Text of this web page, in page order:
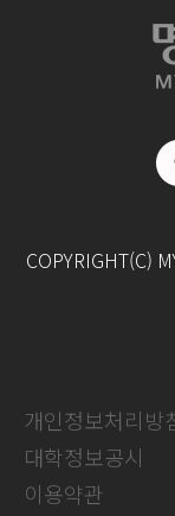
COPYRIGHT(C)
개인정보처리방
대학정보공시
이용약관